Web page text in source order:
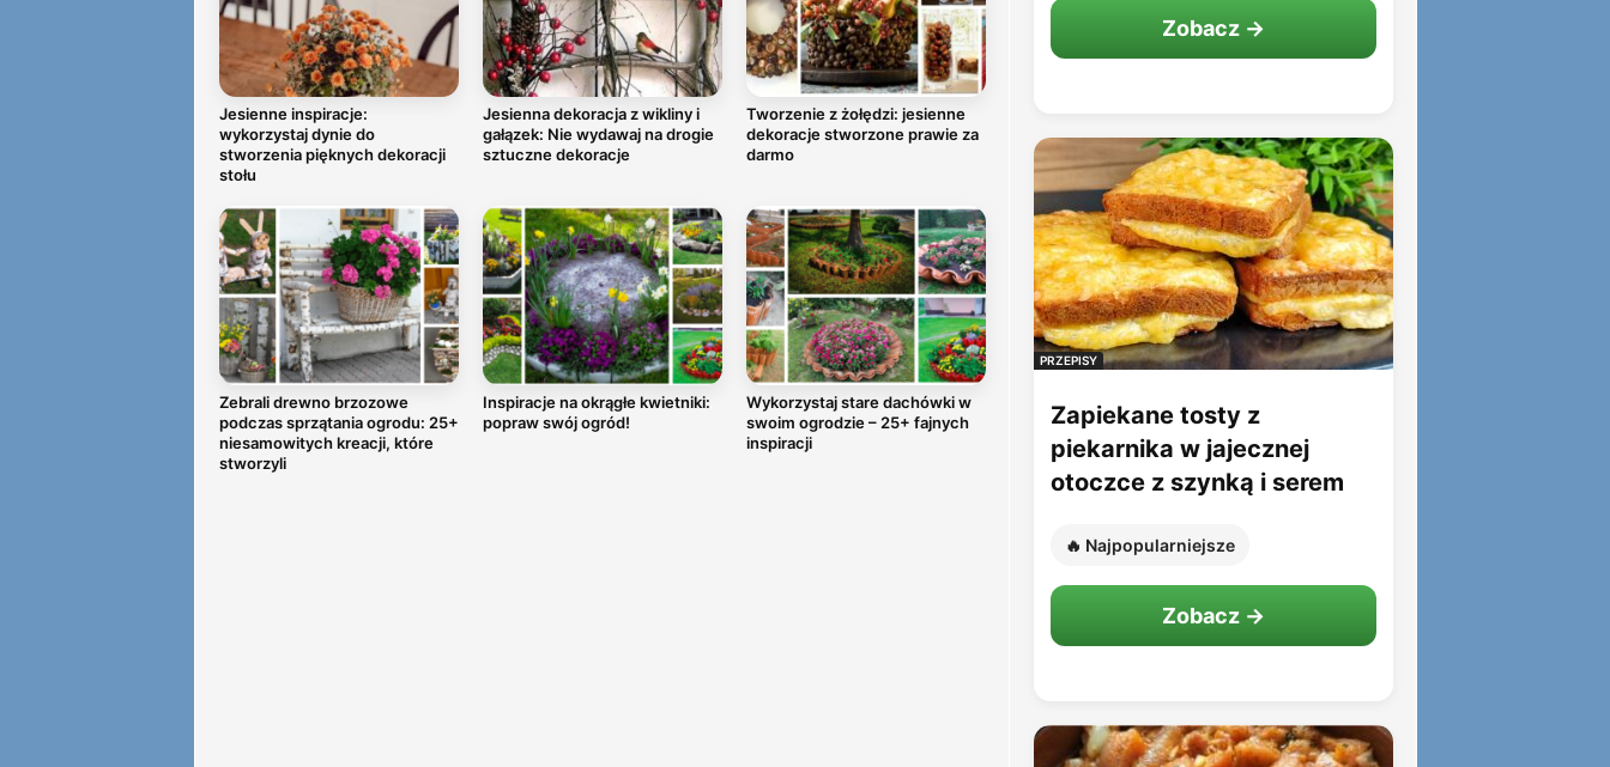
Jesienne inspiracje:
wykorzystaj dynie do
stworzenia pięknych dekoracji
stołu
Jesienna dekoracja z wikliny i
gałązek: Nie wydawaj na drogie
sztuczne dekoracje
Tworzenie z żołędzi: jesienne
dekoracje stworzone prawie za
darmo
Zebrali drewno brzozowe
podczas sprzątania ogrodu: 25+
niesamowitych kreacji, które
stworzyli
Inspiracje na okrągłe kwietniki:
popraw swój ogród!
Wykorzystaj stare dachówki w
swoim ogrodzie – 25+ fajnych
inspiracji
Zobacz →
PRZEPISY
Zapiekane tosty z
piekarnika w jajecznej
otoczce z szynką i serem
🔥 Najpopularniejsze
Zobacz →